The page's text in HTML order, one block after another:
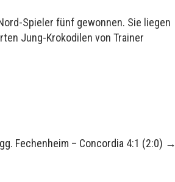
Spieler fünf gewonnen. Sie liegen
Jung-Krokodilen von Trainer
Fechenheim – Concordia 4:1 (2:0) →